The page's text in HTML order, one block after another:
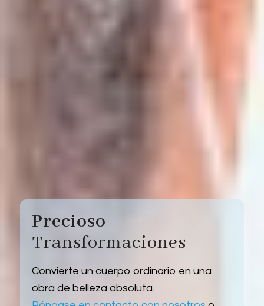
Precioso
Transformaciones
Convierte un cuerpo ordinario en una
obra de belleza absoluta.